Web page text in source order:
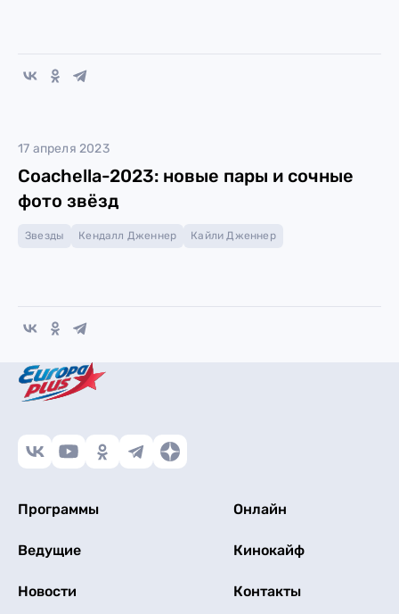
17 апреля 2023
Coachella-2023: новые пары и сочные
фото звёзд
Звезды Кендалл Дженнер Кайли Дженнер
Программы Онлайн
Ведущие Кинокайф
Новости Контакты